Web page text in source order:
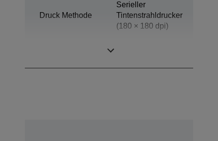
Druck Methode
Serieller
Tintenstrahldrucker
(180 × 180 dpi)